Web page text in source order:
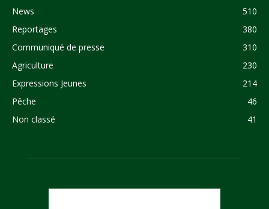
News
510
Reportages
380
Communiqué de presse
310
Agriculture
230
Expressions Jeunes
214
Pêche
46
Non classé
41